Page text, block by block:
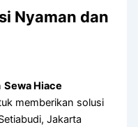
Nyaman dan
Sewa Hiace
memberikan solusi
Jakarta